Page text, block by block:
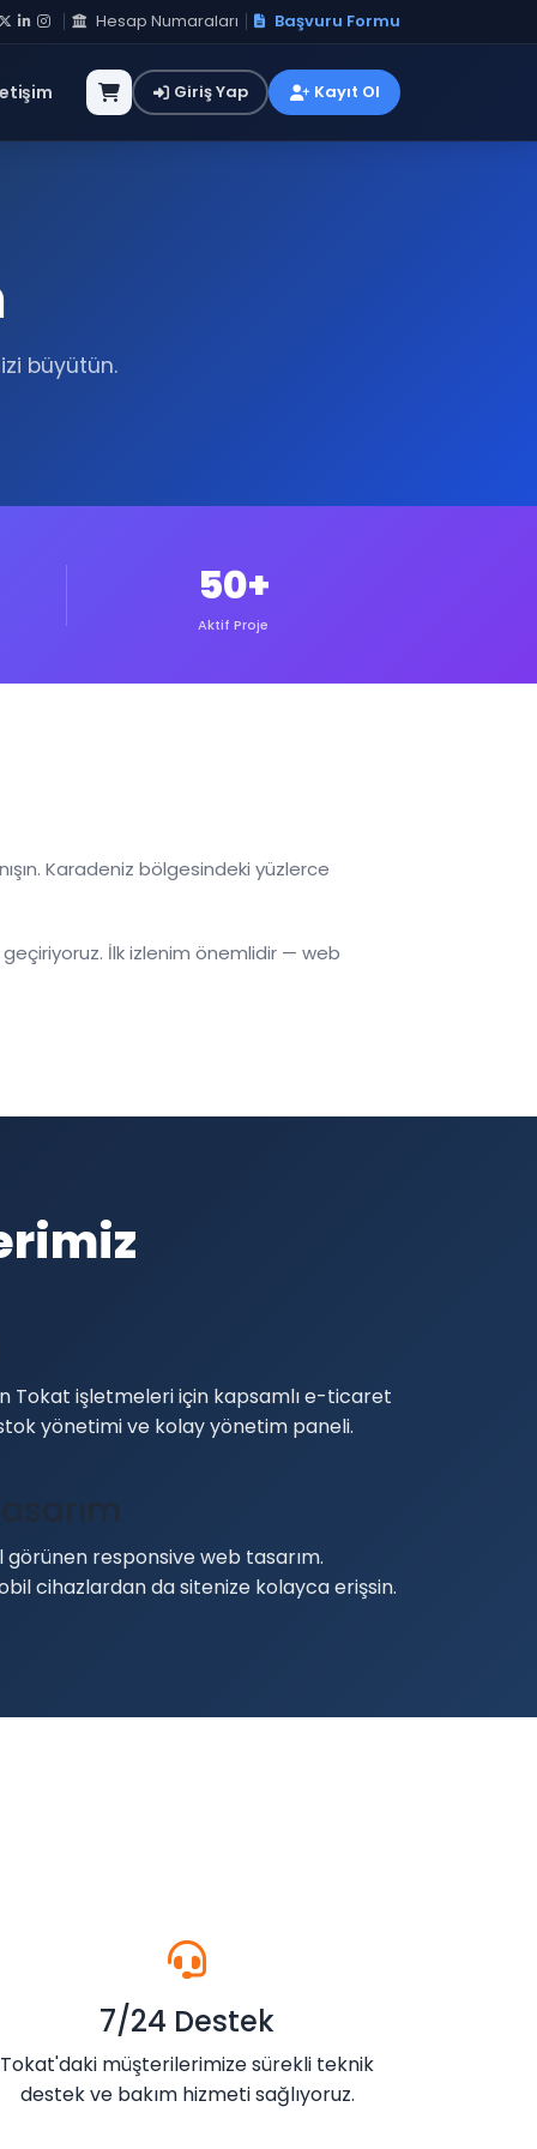
Hesap Numaraları Başvuru Formu
Giriş Yap Kayıt Ol
büyütün.
50+
Aktif Proje
Karadeniz bölgesindeki yüzlerce
İlk izlenim önemlidir — web
Tokat işletmeleri için kapsamlı e-ticaret
yönetimi ve kolay yönetim paneli.
responsive web tasarım.
cihazlardan da sitenize kolayca erişsin.
7/24 Destek
Tokat'daki müşterilerimize sürekli teknik
destek ve bakım hizmeti sağlıyoruz.